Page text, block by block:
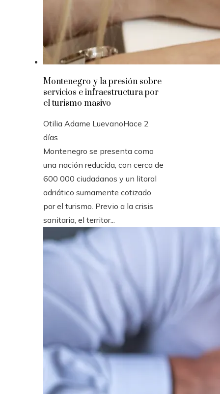
Montenegro y la presión sobre
servicios e infraestructura por
el turismo masivo
Otilia Adame LuevanoHace 2
días
Montenegro se presenta como
una nación reducida, con cerca de
600 000 ciudadanos y un litoral
adriático sumamente cotizado
por el turismo. Previo a la crisis
sanitaria, el territor...